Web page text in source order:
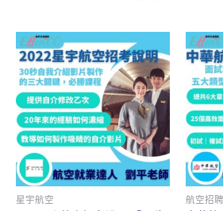
星宇航空 航空招聘